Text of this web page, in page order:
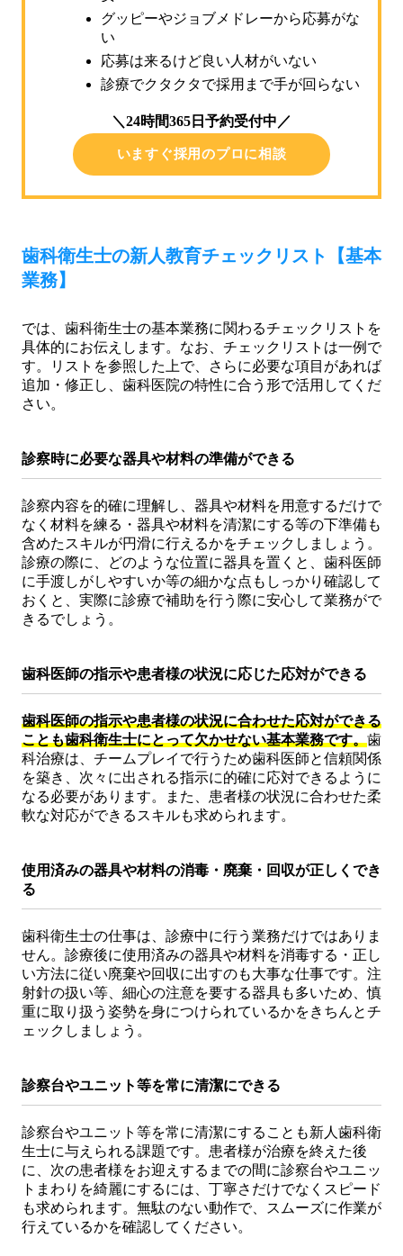
グッピーやジョブメドレーから応募がな
い
応募は来るけど良い人材がいない
診療でクタクタで採用まで手が回らない
＼24時間365日予約受付中／
いますぐ採用のプロに相談
歯科衛生士の新人教育チェックリスト【基本
業務】
では、歯科衛生士の基本業務に関わるチェックリストを
具体的にお伝えします。なお、チェックリストは一例で
す。リストを参照した上で、さらに必要な項目があれば
追加・修正し、歯科医院の特性に合う形で活用してくだ
さい。
診察時に必要な器具や材料の準備ができる
診察内容を的確に理解し、器具や材料を用意するだけで
なく材料を練る・器具や材料を清潔にする等の下準備も
含めたスキルが円滑に行えるかをチェックしましょう。
診療の際に、どのような位置に器具を置くと、歯科医師
に手渡しがしやすいか等の細かな点もしっかり確認して
おくと、実際に診療で補助を行う際に安心して業務がで
きるでしょう。
歯科医師の指示や患者様の状況に応じた応対ができる
歯科医師の指示や患者様の状況に合わせた応対ができる
ことも歯科衛生士にとって欠かせない基本業務です。歯
科治療は、チームプレイで行うため歯科医師と信頼関係
を築き、次々に出される指示に的確に応対できるように
なる必要があります。また、患者様の状況に合わせた柔
軟な対応ができるスキルも求められます。
使用済みの器具や材料の消毒・廃棄・回収が正しくでき
る
歯科衛生士の仕事は、診療中に行う業務だけではありま
せん。診療後に使用済みの器具や材料を消毒する・正し
い方法に従い廃棄や回収に出すのも大事な仕事です。注
射針の扱い等、細心の注意を要する器具も多いため、慎
重に取り扱う姿勢を身につけられているかをきちんとチ
ェックしましょう。
診察台やユニット等を常に清潔にできる
診察台やユニット等を常に清潔にすることも新人歯科衛
生士に与えられる課題です。患者様が治療を終えた後
に、次の患者様をお迎えするまでの間に診察台やユニッ
トまわりを綺麗にするには、丁寧さだけでなくスピード
も求められます。無駄のない動作で、スムーズに作業が
行えているかを確認してください。